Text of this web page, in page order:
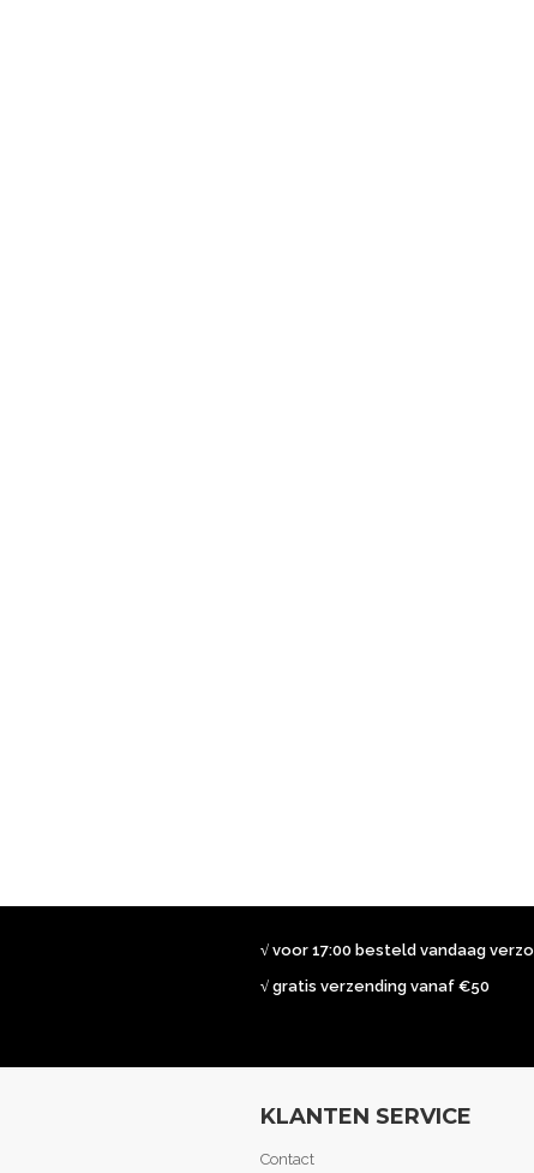
√ voor 17:00 besteld vandaag
√ gratis verzending vanaf €50
KLANTEN SERVICE
Contact